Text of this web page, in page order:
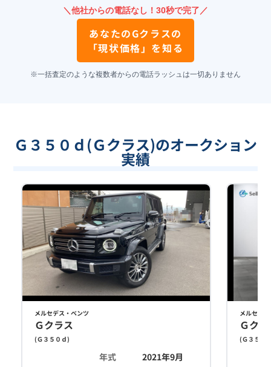
＼他社からの電話なし！30秒で完了／
あなたのGクラスの
「現状価格」を知る
※一括査定のような複数者からの電話ラッシュは一切ありません
Ｇ３５０ｄ(Ｇクラス)のオークション
実績
メルセデス・ベンツ
Ｇクラス
(Ｇ３５０ｄ)
年式
2021年9月
メルセデ
Ｇク
(Ｇ３５０